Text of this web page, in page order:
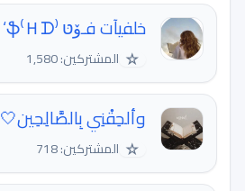
خلفيآت فـﯙטּ ⁽Ｈᗪ⁾ֆ‘
☆ المشتركين: 1,580
وألحِقْنِي بِالصَّالِحِين🤍
☆ المشتركين: 718